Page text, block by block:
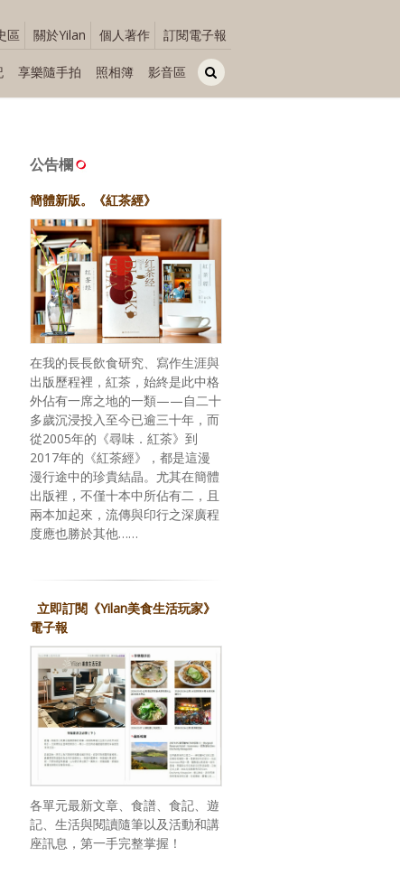
區 關於Yilan 個人著作 訂閱電子報
享樂隨手拍 照相簿 影音區
公告欄
簡體新版。《紅茶經》
在我的長長飲食研究、寫作生涯與
出版歷程裡，紅茶，始終是此中格
外佔有一席之地的一類——自二十
多歲沉浸投入至今已逾三十年，而
從2005年的《尋味．紅茶》到
2017年的《紅茶經》，都是這漫
漫行途中的珍貴結晶。尤其在簡體
出版裡，不僅十本中所佔有二，且
兩本加起來，流傳與印行之深廣程
度應也勝於其他……
立即訂閱《Yilan美食生活玩家》
電子報
各單元最新文章、食譜、食記、遊
記、生活與閱讀隨筆以及活動和講
座訊息，第一手完整掌握！